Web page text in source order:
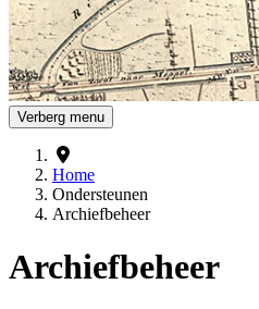
Verberg menu
Home
Ondersteunen
Archiefbeheer
Archiefbeheer